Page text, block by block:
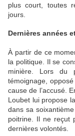
plus court, toutes
jours.
Dernières années
À partir de ce
la politique. Il se
minière. Lors du
témoignage,
cause de l’accusé.
Loubet lui propose
dans sa
poitrine. Il ne reçut
dernières volontés.